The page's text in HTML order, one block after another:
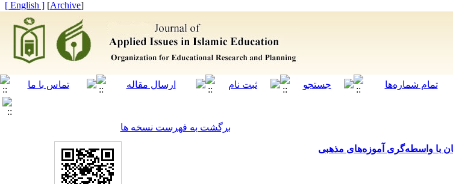
[
Archive
]
[ English ]
برگشت به فهرست نسخه ها
با واسطه‌گری آموزه‌های مذهبی